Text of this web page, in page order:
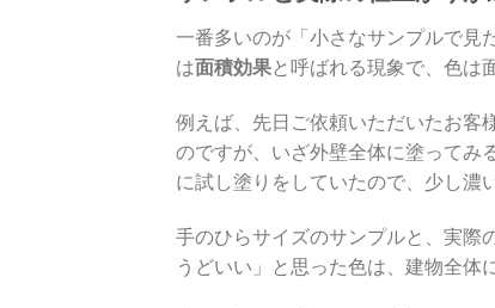
一番多いのが「小さなサンプルで見
は面積効果と呼ばれる現象で、色は
例えば、先日ご依頼いただいたお客
のですが、いざ外壁全体に塗ってみ
に試し塗りをしていたので、少し濃
手のひらサイズのサンプルと、実際
うどいい」と思った色は、建物全体